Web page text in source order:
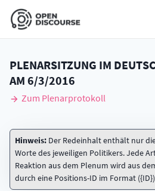
PLENARSITZUNG IM
AM 6/3/2016
Zum Plenarprotokoll
Hinweis: Der Redeinhalt enthält nur
Worte des jeweiligen Politikers. Jede
Reaktion aus dem Plenum wird aus
durch eine Positions-ID im Format